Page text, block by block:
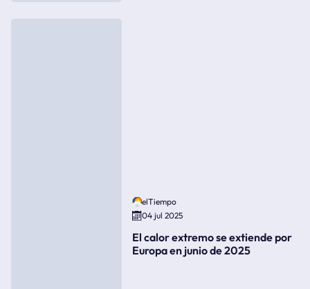
elTiempo
04 jul 2025
El calor extremo se extiende por
Europa en junio de 2025